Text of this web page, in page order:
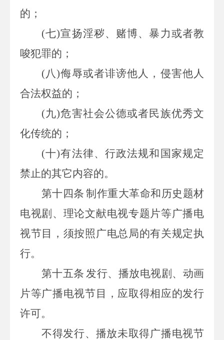
的；
(七)宣扬淫秽、赌博、暴力或者教
唆犯罪的；
(八)侮辱或者诽谤他人，侵害他人
合法权益的；
(九)危害社会公德或者民族优秀文
化传统的；
(十)有法律、行政法规和国家规定
禁止的其它内容的。
第十四条 制作重大革命和历史题材
电视剧、理论文献电视专题片等广播电
视节目，须按照广电总局的有关规定执
行。
第十五条 发行、播放电视剧、动画
片等广播电视节目，应取得相应的发行
许可。
不得发行、播放未取得广播电视节